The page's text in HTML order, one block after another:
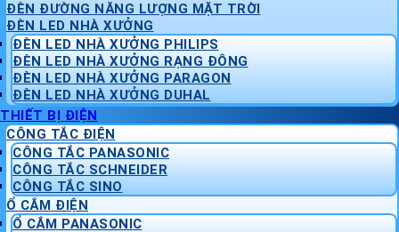
ĐÈN ĐƯỜNG NĂNG LƯỢNG MẶT TRỜI
ĐÈN LED NHÀ XƯỞNG
ĐÈN LED NHÀ XƯỞNG PHILIPS
ĐÈN LED NHÀ XƯỞNG RẠNG ĐÔNG
ĐÈN LED NHÀ XƯỞNG PARAGON
ĐÈN LED NHÀ XƯỞNG DUHAL
THIẾT BỊ ĐIỆN
CÔNG TẮC ĐIỆN
CÔNG TẮC PANASONIC
CÔNG TẮC SCHNEIDER
CÔNG TẮC SINO
Ổ CẮM ĐIỆN
Ổ CẮM PANASONIC